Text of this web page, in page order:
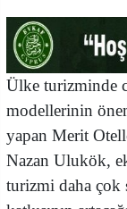
Ülke turizminde
modellerinin
yapan Merit
Nazan Ulukök,
turizmi daha çok